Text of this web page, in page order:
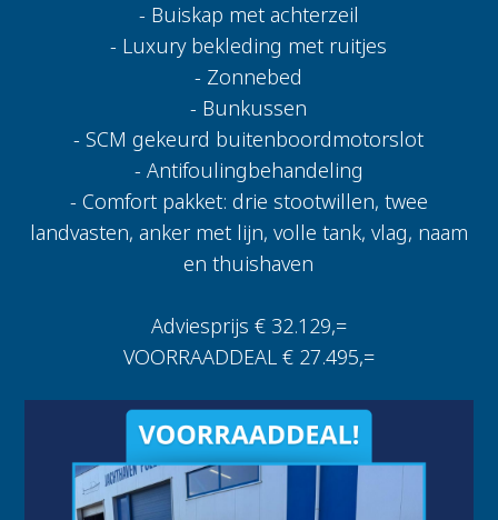
- Buiskap met achterzeil
- Luxury bekleding met ruitjes
- Zonnebed
- Bunkussen
- SCM gekeurd buitenboordmotorslot
- Antifoulingbehandeling
- Comfort pakket: drie stootwillen, twee
landvasten, anker met lijn, volle tank, vlag, naam
en thuishaven
Adviesprijs € 32.129,=
VOORRAADDEAL € 27.495,=